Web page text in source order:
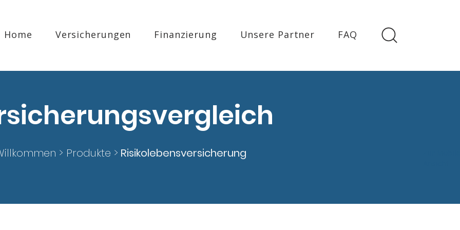
Home Versicherungen Finanzierung Unsere Partner FAQ
> Produkte > Risikolebensversicherung